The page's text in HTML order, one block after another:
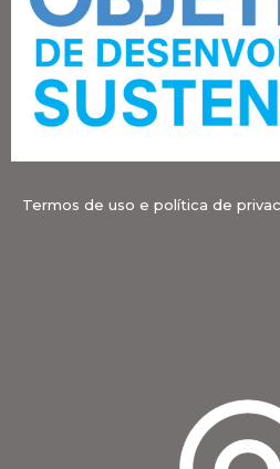
Termos de uso e política de